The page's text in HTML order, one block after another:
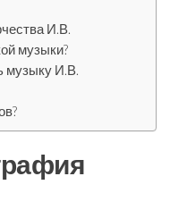
И.В.
музыки?
музыку И.В.